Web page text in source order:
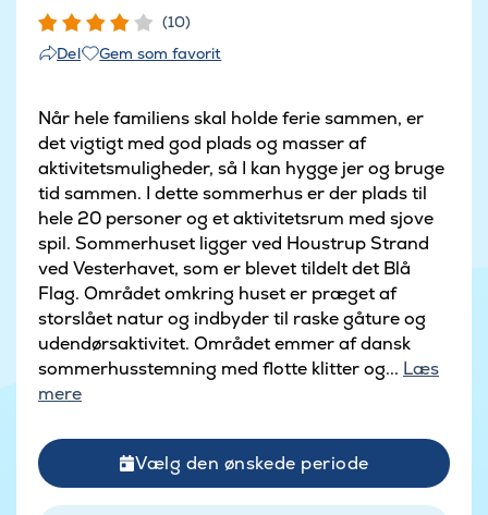
(10)
Del
Gem som favorit
Når hele familiens skal holde ferie sammen, er
det vigtigt med god plads og masser af
aktivitetsmuligheder, så I kan hygge jer og bruge
tid sammen. I dette sommerhus er der plads til
hele 20 personer og et aktivitetsrum med sjove
spil. Sommerhuset ligger ved Houstrup Strand
ved Vesterhavet, som er blevet tildelt det Blå
Flag. Området omkring huset er præget af
storslået natur og indbyder til raske gåture og
udendørsaktivitet. Området emmer af dansk
sommerhusstemning med flotte klitter og... Læs
mere
Vælg den ønskede periode